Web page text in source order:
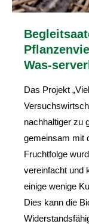
Was-
Das Projekt
nachhaltiger zu
gemeinsam mit
Fruchtfolge
vereinfacht und
einige wenige
Dies kann die